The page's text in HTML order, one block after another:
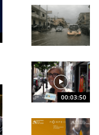
00:03:50